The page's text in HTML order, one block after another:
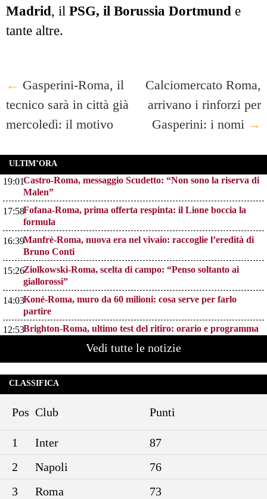
Madrid, il PSG, il Borussia Dortmund e
tante altre.
Post
navigation
← Gasperini-Roma, il
tecnico sarà in città già
mercoledì: il motivo
Calciomercato Roma,
arrivano i rinforzi per
Gasperini: i nomi →
ULTIM’ORA
19:01Castro-Roma, messaggio Scudetto: “Non sono la riserva di
Malen”
17:58Fofana-Roma, prima offerta respinta: il Lione boccia la
formula
16:39Manfrè-Roma, nuova era nel vivaio: raccoglie l’eredità di
Bruno Conti
15:26Ziolkowski-Roma, scelta di campo: “Penso soltanto ai
giallorossi”
14:03Koné-Roma, muro da 60 milioni: cosa serve per farlo
partire
12:53Brighton-Roma, ultimo test del ritiro: orario e programma
10:41Alberto De Rossi nuovo presidente dell’Ostiamare: riparte
9:29 Pellegrini resta alla Roma: rinnovo di un anno e ingaggio
dimezzato
Vedi tutte le notizie
CLASSIFICA
Pos Club Punti
1 Inter
87
2
Napoli
76
3
Roma
73